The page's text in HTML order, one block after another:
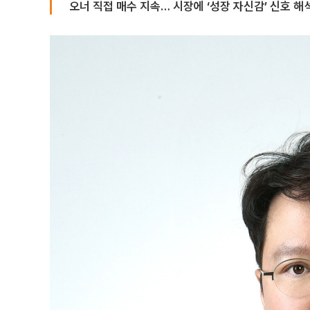
오너 직접 매수 지속… 시장에 ‘성장 자신감’ 신호 해